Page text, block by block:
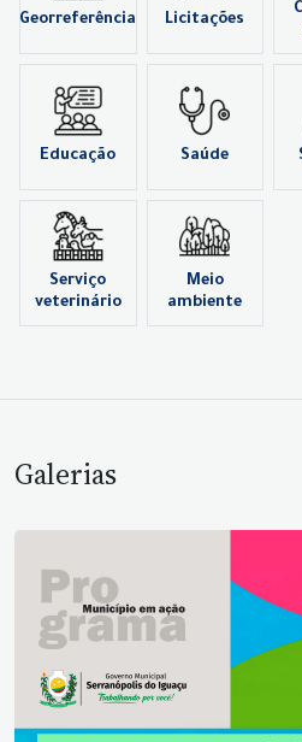
Georreferência Licitações
Educação Saúde
Serviço
veterinário
Meio
ambiente
Galerias